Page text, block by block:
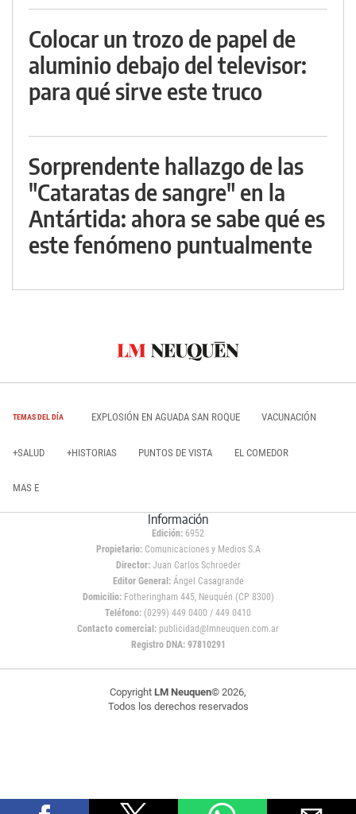
Colocar un trozo de papel de
aluminio debajo del televisor:
para qué sirve este truco
Sorprendente hallazgo de las
"Cataratas de sangre" en la
Antártida: ahora se sabe qué es
este fenómeno puntualmente
TEMAS DEL DÍA EXPLOSIÓN EN AGUADA SAN ROQUE VACUNACIÓN
+SALUD +HISTORIAS PUNTOS DE VISTA EL COMEDOR
MAS E
Información
Edición: 6952
Propietario:Comunicaciones y Medios S.A
Director: Juan Carlos Schroeder
Editor General:Ángel Casagrande
Domicilio:Fotheringham 445, Neuquén (CP 8300)
Teléfono: (0299) 449 0400 / 449 0410
Contacto comercial: publicidad@lmneuquen.com.ar
Registro DNA: 97810291
Copyright LM Neuquen© 2026,
Todos los derechos reservados